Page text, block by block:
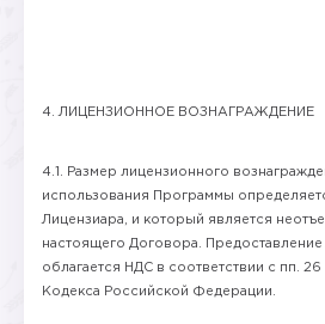
4. ЛИЦЕНЗИОННОЕ ВОЗНАГРАЖДЕНИЕ
4.1. Размер лицензионного
использования Программы
Лицензиара, и который является
настоящего Договора. Предоставление
облагается НДС в соответствии с пп. 26
Кодекса Российской Федерации.